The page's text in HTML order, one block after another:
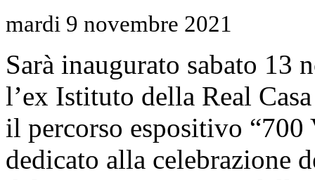
mardi 9 novembre 2021
Sarà inaugurato sabato 13
l’ex Istituto della Real
il percorso espositivo
dedicato alla celebrazione